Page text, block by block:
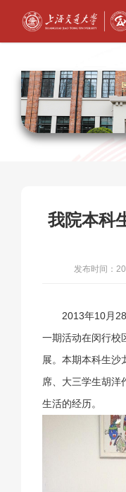
我院本科
发布时间：
2013年10月
一期活动在闵行校
展。本期本科生沙
席、大三学生胡洋
生活的经历。